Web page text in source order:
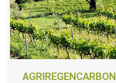
AGRIREGENCARBON